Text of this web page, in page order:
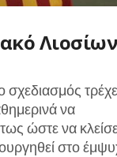
να
ώστε να
στο